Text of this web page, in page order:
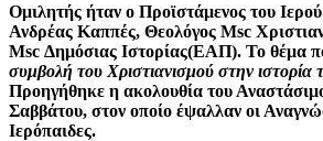
Ομιλητής ήταν ο Προϊστάμενος του
Ανδρέας Καππές, Θεολόγος Msc
Msc Δημόσιας Ιστορίας(ΕΑΠ). Το θέμα
συμβολή του Χριστιανισμού στην
Προηγήθηκε η ακολουθία του
Σαββάτου, στον οποίο έψαλλαν οι
Ιερόπαιδες.